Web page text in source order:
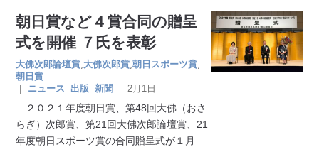
朝日賞など４賞合同の贈呈
式を開催 ７氏を表彰
大佛次郎論壇賞 大佛次郎賞 ,朝日スポーツ賞
朝日賞
｜
ニュース 出版 新聞 2月1日
２０２１年度朝日賞、第48回大佛（おさ
らぎ）次郎賞、第21回大佛次郎論壇賞、21
年度朝日スポーツ賞の合同贈呈式が１月